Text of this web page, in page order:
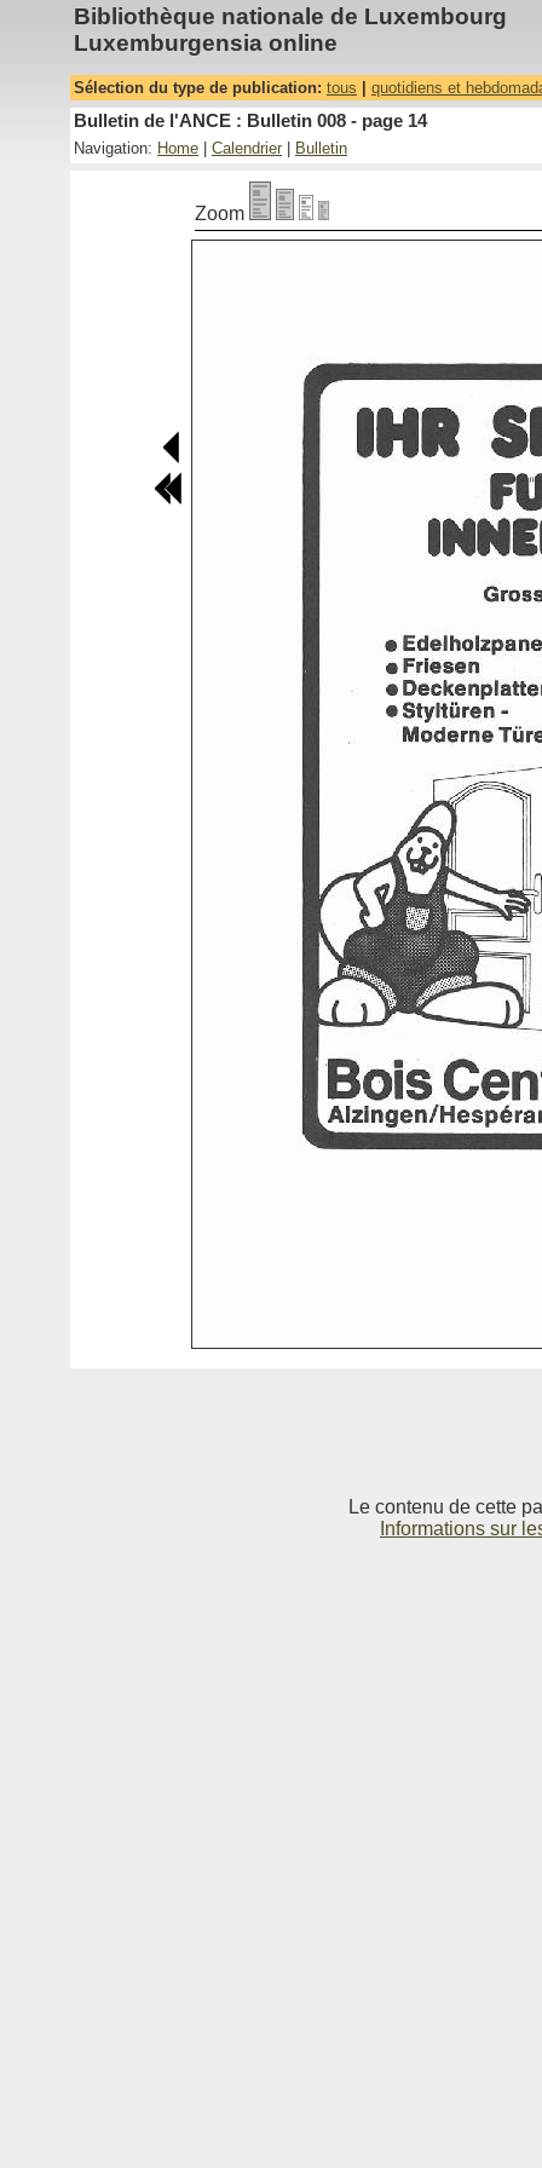
Bibliothèque nationale de Luxembourg
Luxemburgensia online
Sélection du type de publication: tous quotidiens et
Bulletin de l'ANCE : Bulletin 008 - page 14
Navigation: Home Calendrier Bulletin
Zoom
Le contenu de cette
Informations sur